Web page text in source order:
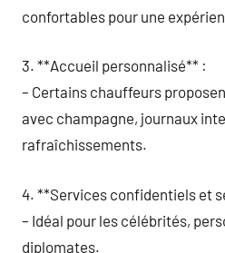
confortables pour une
3. **Accueil personnalisé** :
– Certains chauffeurs
avec champagne, journaux
rafraîchissements.
4. **Services confidentiels et
– Idéal pour les célébrités,
diplomates.